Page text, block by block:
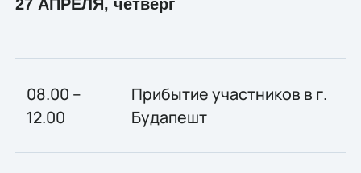
27 АПРЕЛЯ, четверг
08.00 –
12.00
Прибытие участников в г.
Будапешт